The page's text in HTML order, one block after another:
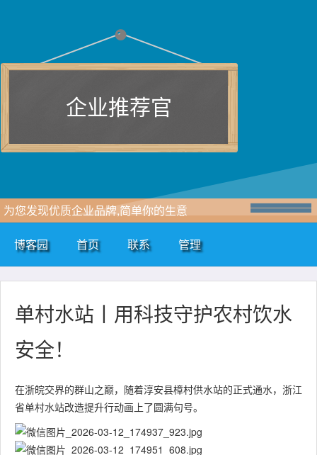
企业推荐官
为您发现优质企业品牌,简单你的生意
博客园 首页 联系 管理
单村水站丨用科技守护农村饮水
安全！
在浙皖交界的群山之巅，随着淳安县樟村供水站的正式通水，浙江
省单村水站改造提升行动画上了圆满句号。